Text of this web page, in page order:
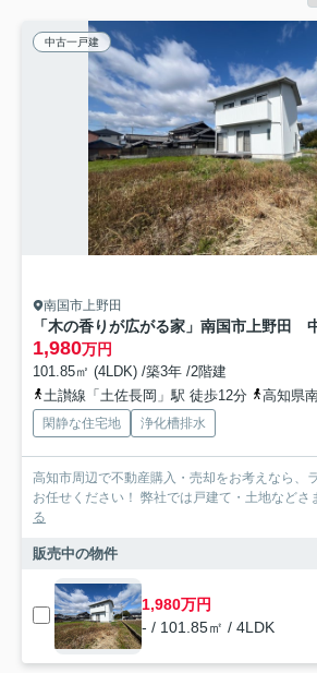
中古一戸建
南国市上野田
1,980万円
101.85㎡ (4LDK) /築3年 /2階建
土讃線「土佐長岡」駅 徒歩12分
高知県南国市
閑静な住宅地 浄化槽排水
高知市周辺で不動産購入・売却をお考えなら、
お任せください！ 弊社では戸建て・土地などさ
る
販売中の物件
1,980万円
- / 101.85㎡ / 4LDK